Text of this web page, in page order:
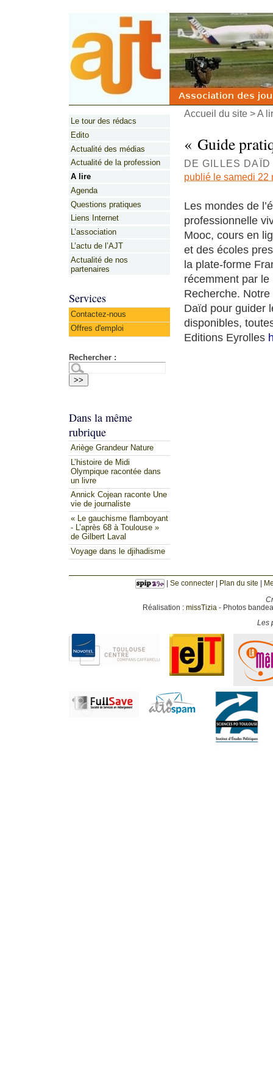
Accueil du site>A
« Guide
DE GILLES
publié le samedi 22
Les mondes de
professionnelle
Mooc, cours en
et des écoles
la plate-forme
récemment par le
Recherche.
Daïd pour guider
disponibles,
Editions Eyrolles
Le tour des rédacs
Edito
Actualité des médias
Actualité de la profession
A lire
Agenda
Questions pratiques
Liens Internet
L’association
L’actu de l’AJT
Actualité de nos
partenaires
Services
Contactez-nous
Offres d'emploi
Rechercher :
Dans la même
rubrique
Ariège Grandeur Nature
L’histoire de Midi
Olympique racontée dans
un livre
Annick Cojean raconte Une
vie de journaliste
« Le gauchisme flamboyant
- L’après 68 à Toulouse »
de Gilbert Laval
Voyage dans le djihadisme
| Se connecter | Plan du site |
Réalisation : missTizia - Photos
Les